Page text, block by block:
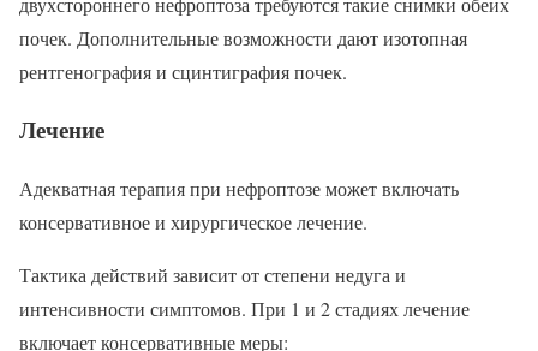
почек. Дополнительные возможности дают изотопная
рентгенография и сцинтиграфия почек.
Лечение
Адекватная терапия при нефроптозе может включать
консервативное и хирургическое лечение.
Тактика действий зависит от степени недуга и
интенсивности симптомов. При 1 и 2 стадиях лечение
включает консервативные меры: